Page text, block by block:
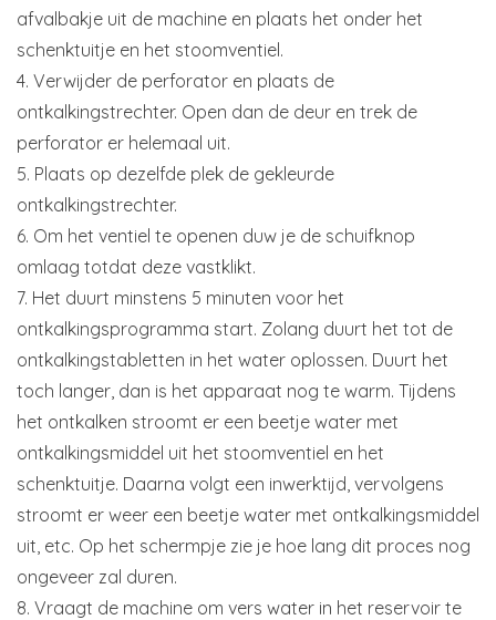
afvalbakje uit de machine en plaats het onder het
schenktuitje en het stoomventiel.
4. Verwijder de perforator en plaats de
ontkalkingstrechter. Open dan de deur en trek de
perforator er helemaal uit.
5. Plaats op dezelfde plek de gekleurde
ontkalkingstrechter.
6. Om het ventiel te openen duw je de schuifknop
omlaag totdat deze vastklikt.
7. Het duurt minstens 5 minuten voor het
ontkalkingsprogramma start. Zolang duurt het tot de
ontkalkingstabletten in het water oplossen. Duurt het
toch langer, dan is het apparaat nog te warm. Tijdens
het ontkalken stroomt er een beetje water met
ontkalkingsmiddel uit het stoomventiel en het
schenktuitje. Daarna volgt een inwerktijd, vervolgens
stroomt er weer een beetje water met ontkalkingsmiddel
uit, etc. Op het schermpje zie je hoe lang dit proces nog
ongeveer zal duren.
8. Vraagt de machine om vers water in het reservoir te